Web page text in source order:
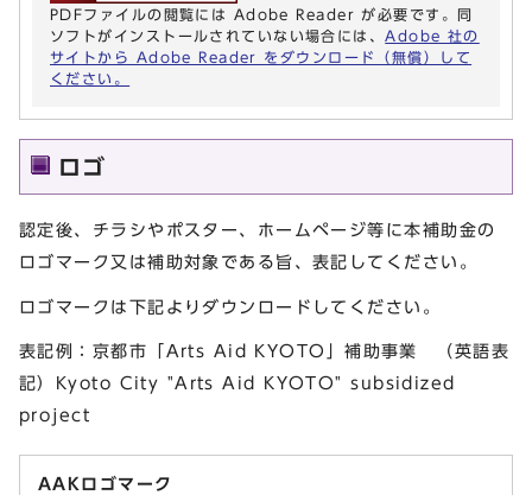
PDFファイルの閲覧には Adobe Reader が必要です。同
ソフトがインストールされていない場合には、 Adobe 社の
サイトから Adobe Reader をダウンロード（無償）して
ください。
ロゴ
認定後、チラシやポスター、ホームページ等に本補助金の
ロゴマーク又は補助対象である旨、表記してください。
ロゴマークは下記よりダウンロードしてください。
表記例：京都市「Arts Aid KYOTO」補助事業 （英語表
記）Kyoto City "Arts Aid KYOTO" subsidized
project
AAKロゴマーク